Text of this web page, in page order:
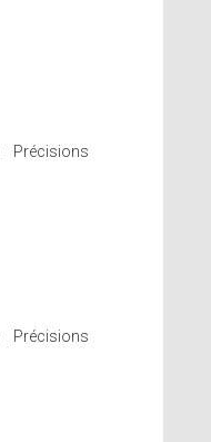
Précisions
Précisions